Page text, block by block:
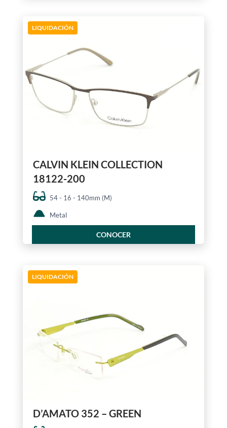
LIQUIDACIÓN
CALVIN KLEIN COLLECTION
18122-200
54 - 16 - 140mm (M)
Metal
CONOCER
LIQUIDACIÓN
D’AMATO 352 – GREEN